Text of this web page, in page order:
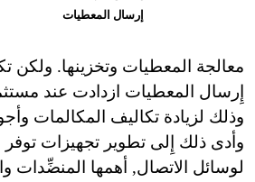
إرسال المعطيات
معالجة المعطيات وتخزينها.
إِرسال المعطيات ازدادت عند
وذلك لزيادة تكاليف المكالمات
وأدى ذلك إِلى تطوير تجهيزات توفر
لوسائل الاتصال, أهمها المنضِّدات